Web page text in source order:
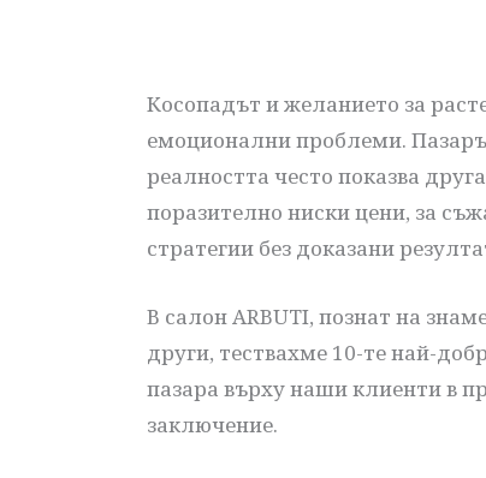
Косопадът и желанието за
емоционални проблеми.
реалността често показва
поразително ниски цени, за
стратегии без доказани
В салон ARBUTI, познат на
други, тествахме 10-те най-
пазара върху наши клиенти в
заключение.